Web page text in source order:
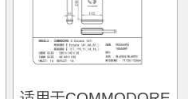
Dumptruck (H9)暖风